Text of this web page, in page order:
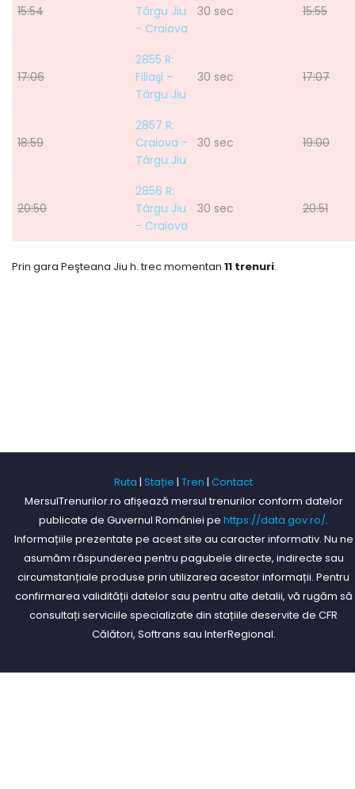
15:54
Târgu Jiu
- Craiova
30 sec 15:55
17:06
2855 R:
Filiaşi -
Târgu Jiu
30 sec 17:07
18:59
2857 R:
Craiova -
Târgu Jiu
30 sec 19:00
20:50
2856 R:
Târgu Jiu
- Craiova
30 sec 20:51
Prin gara Peşteana Jiu h. trec momentan 11 trenuri.
Ruta | Stație | Tren | Contact
MersulTrenurilor.ro afișează mersul trenurilor conform datelor
publicate de Guvernul României pe https://data.gov.ro/.
Informațiile prezentate pe acest site au caracter informativ. Nu ne
asumăm răspunderea pentru pagubele directe, indirecte sau
circumstanțiale produse prin utilizarea acestor informații. Pentru
confirmarea validității datelor sau pentru alte detalii, vă rugăm să
consultați serviciile specializate din stațiile deservite de CFR
Călători, Softrans sau InterRegional.